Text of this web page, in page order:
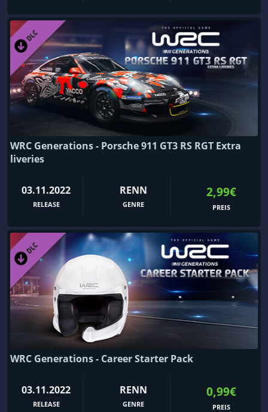
WRC Generations - Porsche 911 GT3 RS RGT Extra
liveries
03.11.2022
RELEASE
RENN
GENRE
2,99€
PREIS
WRC Generations - Career Starter Pack
03.11.2022
RELEASE
RENN
GENRE
0,99€
PREIS